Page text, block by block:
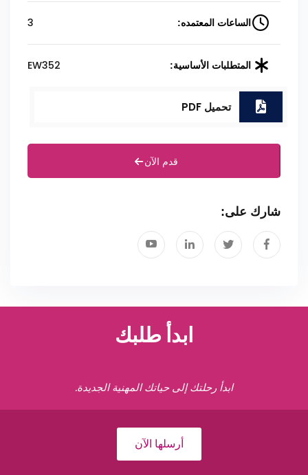
الساعات المعتمده: 3
المتطلبات الأساسية: EW352
تحميل PDF
قدم الآن
شارك على:
ابدأ طلبك
ابدأ رحلتك إلى حياتك المهنية الجديدة.
أرسلها الآن